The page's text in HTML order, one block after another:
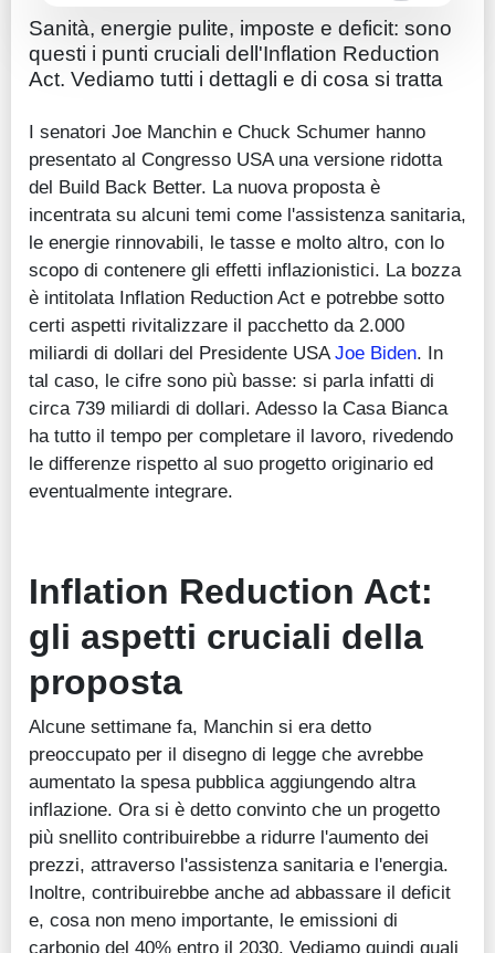
Sanità, energie pulite, imposte e deficit: sono
questi i punti cruciali dell'Inflation Reduction
Act. Vediamo tutti i dettagli e di cosa si tratta
I senatori Joe Manchin e Chuck Schumer hanno
presentato al Congresso USA una versione ridotta
del Build Back Better. La nuova proposta è
incentrata su alcuni temi come l'assistenza sanitaria,
le energie rinnovabili, le tasse e molto altro, con lo
scopo di contenere gli effetti inflazionistici. La bozza
è intitolata Inflation Reduction Act e potrebbe sotto
certi aspetti rivitalizzare il pacchetto da 2.000
miliardi di dollari del Presidente USAJoe Biden. In
tal caso, le cifre sono più basse: si parla infatti di
circa 739 miliardi di dollari. Adesso la Casa Bianca
ha tutto il tempo per completare il lavoro, rivedendo
le differenze rispetto al suo progetto originario ed
eventualmente integrare.
Inflation Reduction Act:
gli aspetti cruciali della
proposta
Alcune settimane fa, Manchin si era detto
preoccupato per il disegno di legge che avrebbe
aumentato la spesa pubblica aggiungendo altra
inflazione. Ora si è detto convinto che un progetto
più snellito contribuirebbe a ridurre l'aumento dei
prezzi, attraverso l'assistenza sanitaria e l'energia.
Inoltre, contribuirebbe anche ad abbassare il deficit
e, cosa non meno importante, le emissioni di
carbonio del 40% entro il 2030. Vediamo quindi quali